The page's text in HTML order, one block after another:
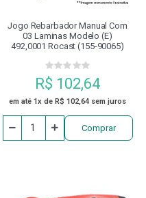
Jogo Rebarbador Manual Com
03 Laminas Modelo (e)
492,0001 Rocast (155-90065)
R$ 102,64
em até 1x de R$ 102,64 sem juros
Comprar